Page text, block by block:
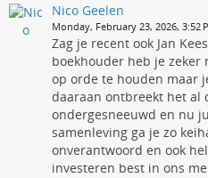
Nico Geelen
Monday, February 23, 2026, 3:52
Zag je recent ook Jan
boekhouder heb je
op orde te houden maar
daaraan ontbreekt het al
ondergesneeuwd en nu
samenleving ga je zo
onverantwoord en ook
investeren best in ons